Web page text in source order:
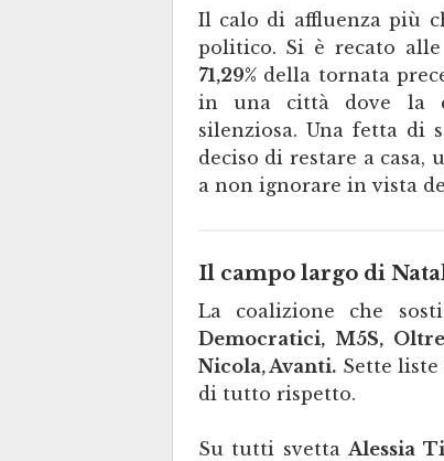
Il calo di affluenza più
politico. Si è recato
71,29%della tornata
in una città dove la
silenziosa. Una fetta di
deciso di restare a casa,
a non ignorare in vista
Il campo largo di
La coalizione che
Democratici, M5S,
Nicola, Avanti. Sette
di tutto rispetto.
Su tutti svetta Alessia